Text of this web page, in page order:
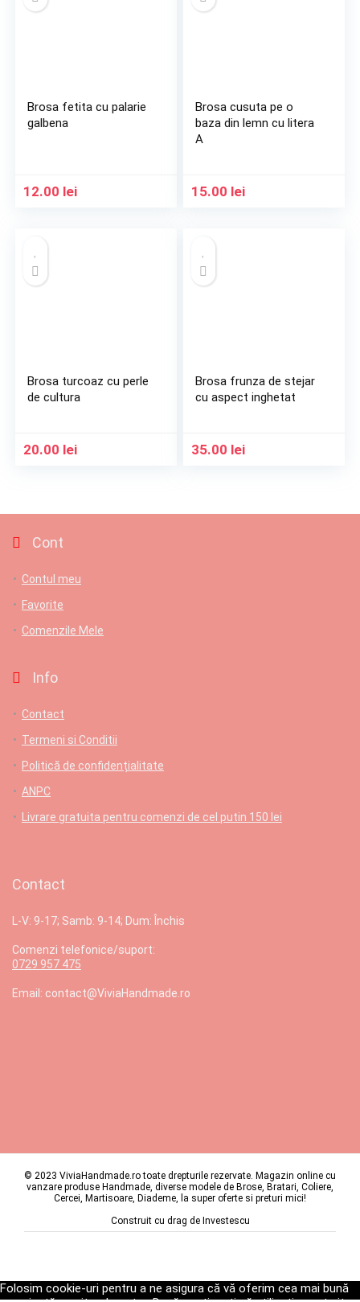
Brosa fetita cu palarie
galbena
12.00 lei
Brosa cusuta pe o
baza din lemn cu litera
A
15.00 lei
Brosa turcoaz cu perle
de cultura
20.00 lei
Brosa frunza de stejar
cu aspect inghetat
35.00 lei
Cont
Contul meu
Favorite
Comenzile Mele
Info
Contact
Termeni si Conditii
Politică de confidențialitate
ANPC
Livrare gratuita pentru comenzi de cel putin 150 lei
Contact
L-V: 9-17; Samb: 9-14; Dum: Închis
Comenzi telefonice/suport:
0729 957 475
Email: contact@ViviaHandmade.ro
© 2023 ViviaHandmade.ro toate drepturile rezervate. Magazin online cu
vanzare produse Handmade, diverse modele de Brose, Bratari, Coliere,
Cercei, Martisoare, Diademe, la super oferte si preturi mici!
Construit cu drag de Investescu
Folosim cookie-uri pentru a ne asigura că vă oferim cea mai bună